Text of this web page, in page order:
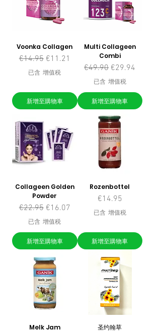
Voonka Collagen
一般價格
€14.95 促銷價格
€11.21
已含 增值税
新增至購物車
Multi Collageen
Combi
一般價格
€49.90 促銷價格
€29.94
已含 增值税
新增至購物車
Collageen Golden
Powder
一般價格
€22.95 促銷價格
€16.07
已含 增值税
新增至購物車
Rozenbottel
價格
€14.95
已含 增值税
新增至購物車
Melk Jam 圣约翰草